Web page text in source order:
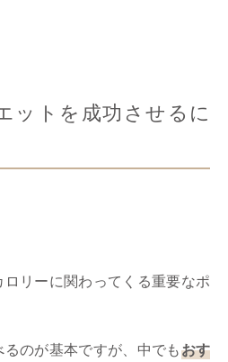
ットを成功させるに
リーに関わってくる重要なポ
のが基本ですが、中でもおす